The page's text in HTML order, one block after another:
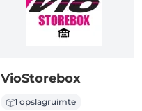
VioStorebox
1 opslagruimte